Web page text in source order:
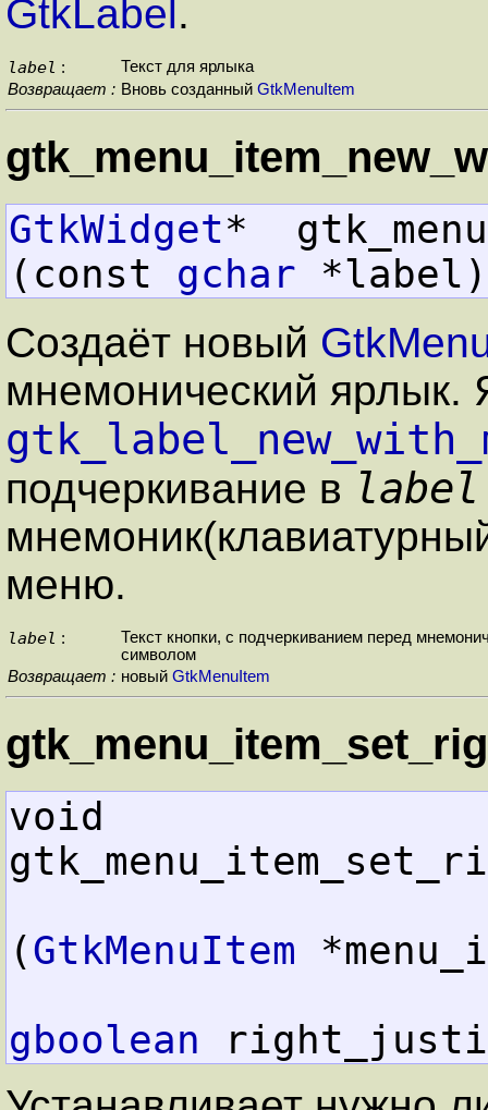
GtkLabel.
label :
Текст для ярлыка
Возвращает : Вновь созданный GtkMenuItem
GtkWidget*
(const gchar
Создаёт новый
мнемонический ярлык.
подчеркивание в label
меню.
label :
Текст кнопки, с подчеркиванием перед
символом
Возвращает : новый GtkMenuItem
void
(GtkMenuItem
gboolean